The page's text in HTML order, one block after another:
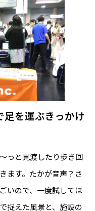
を運ぶきっかけ
っと見渡したり歩き回
ます。たかが音声？さ
いので、一度試してほ
捉えた風景と、施設の